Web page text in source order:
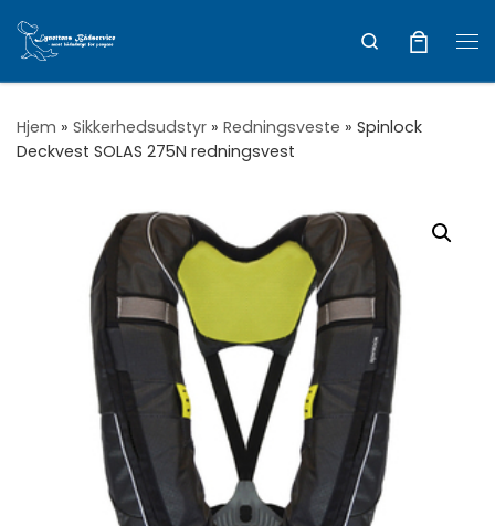
Vis hele indholdet
Search
Hjem » Sikkerhedsudstyr » Redningsveste » Spinlock
Deckvest SOLAS 275N redningsvest